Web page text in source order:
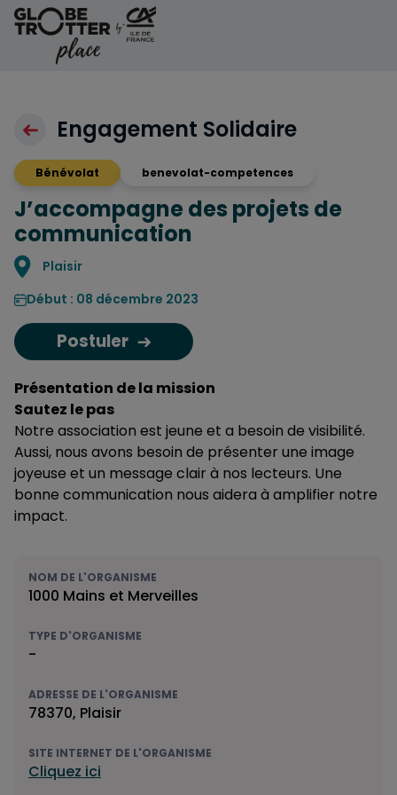
Aller au contenu
Engagement Solidaire
Bénévolat benevolat-competences
J’accompagne des projets de
communication
Localisation
Plaisir
Début : 08 décembre 2023
Postuler
Présentation de la mission
Sautez le pas
Notre association est jeune et a besoin de visibilité.
Aussi, nous avons besoin de présenter une image
joyeuse et un message clair à nos lecteurs. Une
bonne communication nous aidera à amplifier notre
impact.
NOM DE L'ORGANISME
1000 Mains et Merveilles
TYPE D'ORGANISME
-
ADRESSE DE L'ORGANISME
78370, Plaisir
SITE INTERNET DE L'ORGANISME
Cliquez ici